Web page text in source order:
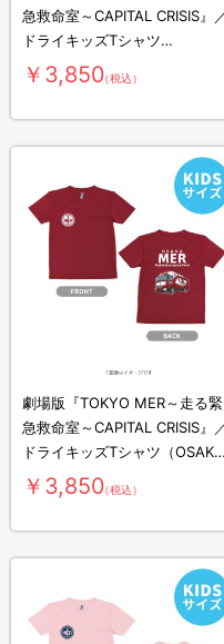
急救命室～CAPITAL CRISIS』
ドライキッズTシャツ
（YOKOHAMA MER）
￥3,850（税込）
劇場版『TOKYO MER～走る緊
急救命室～CAPITAL CRISIS』
ドライキッズTシャツ（OSAKA
MER）
￥3,850（税込）